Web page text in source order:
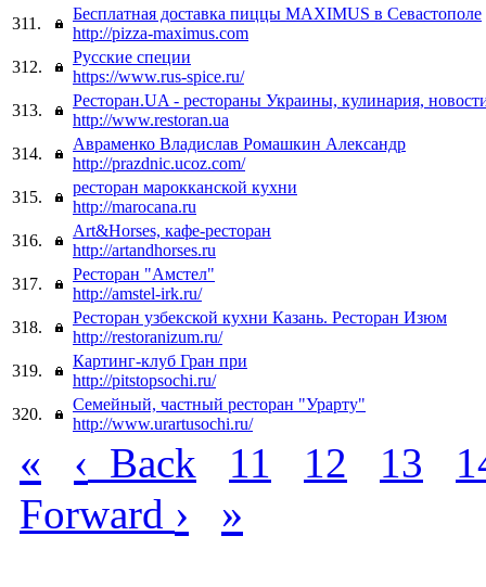
311.
Бесплатная доставка пиццы MAXIMUS в Севастополе
http://pizza-maximus.com
312.
Русские специи
https://www.rus-spice.ru/
313.
Ресторан.UA - рестораны Украины, кулинария,
http://www.restoran.ua
314.
Авраменко Владислав Ромашкин Александр
http://prazdnic.ucoz.com/
315.
ресторан марокканской кухни
http://marocana.ru
316.
Art&Horses, кафе-ресторан
http://artandhorses.ru
317.
Ресторан "Амстел"
http://amstel-irk.ru/
318.
Ресторан узбекской кухни Казань. Ресторан Изюм
http://restoranizum.ru/
319.
Картинг-клуб Гран при
http://pitstopsochi.ru/
320.
Семейный, частный ресторан "Урарту"
http://www.urartusochi.ru/
« ‹ Back 11 12 13
Forward › »